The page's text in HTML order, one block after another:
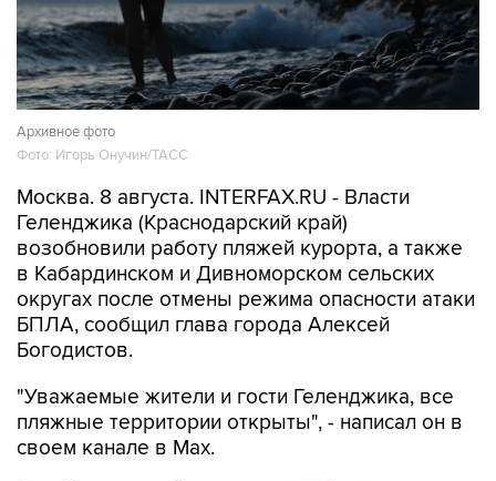
Архивное фото
Фото: Игорь Онучин/ТАСС
Москва. 8 августа. INTERFAX.RU - Власти
Геленджика (Краснодарский край)
возобновили работу пляжей курорта, а также
в Кабардинском и Дивноморском сельских
округах после отмены режима опасности атаки
БПЛА, сообщил глава города Алексей
Богодистов.
"Уважаемые жители и гости Геленджика, все
пляжные территории открыты", - написал он в
своем канале в Max.